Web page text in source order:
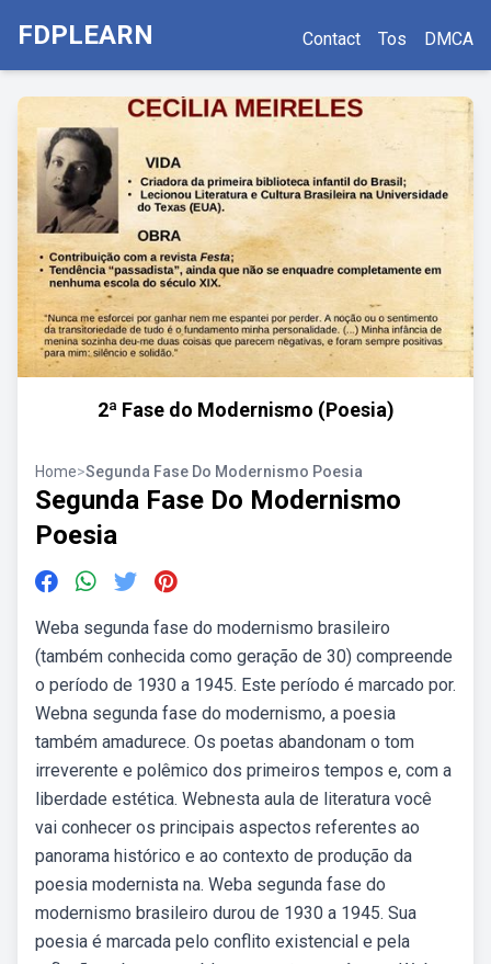
FDPLEARN Contact Tos DMCA
2ª Fase do Modernismo (Poesia)
Home>Segunda Fase Do Modernismo Poesia
Segunda Fase Do Modernismo
Poesia
Weba segunda fase do modernismo brasileiro
(também conhecida como geração de 30) compreende
o período de 1930 a 1945. Este período é marcado por.
Webna segunda fase do modernismo, a poesia
também amadurece. Os poetas abandonam o tom
irreverente e polêmico dos primeiros tempos e, com a
liberdade estética. Webnesta aula de literatura você
vai conhecer os principais aspectos referentes ao
panorama histórico e ao contexto de produção da
poesia modernista na. Weba segunda fase do
modernismo brasileiro durou de 1930 a 1945. Sua
poesia é marcada pelo conflito existencial e pela